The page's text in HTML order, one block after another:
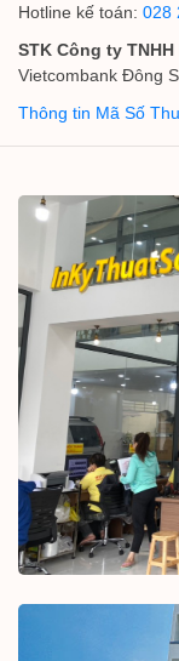
Hotline kế toán: 028
STK Công ty
Vietcombank Đông
Thông tin Mã Số